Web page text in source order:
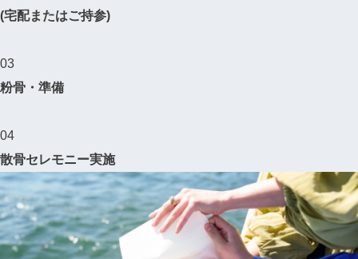
(宅配またはご持参)
03
粉骨・準備
04
散骨セレモニー実施